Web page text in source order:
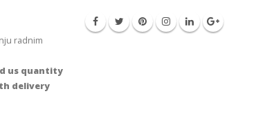
radnim
us quantity
delivery